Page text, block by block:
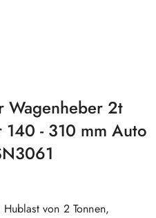
Wagenheber 2t
- 310 mm Auto
von 2 Tonnen,